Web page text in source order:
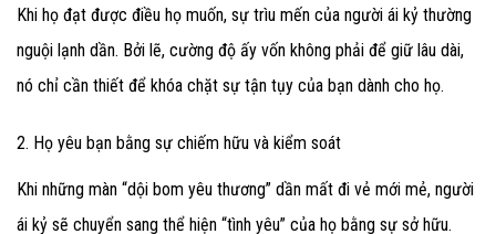
Khi họ đạt được điều họ muốn, sự trìu mến của người ái kỷ thường
nguội lạnh dần. Bởi lẽ, cường độ ấy vốn không phải để giữ lâu dài,
nó chỉ cần thiết để khóa chặt sự tận tụy của bạn dành cho họ.
2. Họ yêu bạn bằng sự chiếm hữu và kiểm soát
Khi những màn “dội bom yêu thương” dần mất đi vẻ mới mẻ, người
ái kỷ sẽ chuyển sang thể hiện “tình yêu” của họ bằng sự sở hữu.